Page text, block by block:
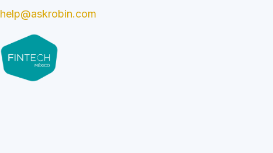
help@askrobin.com